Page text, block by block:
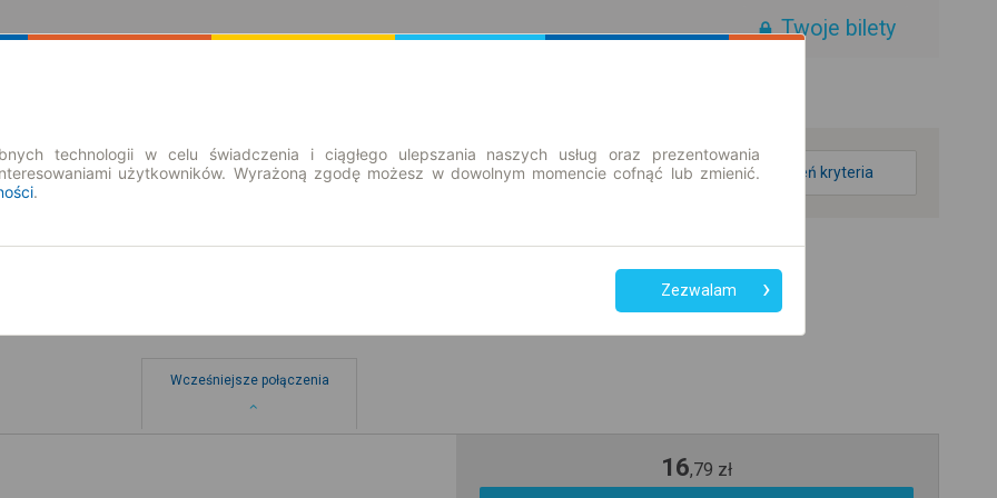
Twoje bilety
zmień kryteria
Wcześniejsze połączenia
16,79 zł
technologii w celu świadczenia i ciągłego ulepszania naszych usług oraz prezentowania
użytkowników. Wyrażoną zgodę możesz w dowolnym momencie cofnąć lub zmienić.
.
Zezwalam